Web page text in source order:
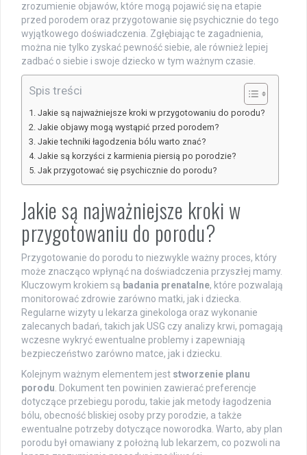
zrozumienie objawów, które mogą pojawić się na etapie
przed porodem oraz przygotowanie się psychicznie do tego
wyjątkowego doświadczenia. Zgłębiając te zagadnienia,
można nie tylko zyskać pewność siebie, ale również lepiej
zadbać o siebie i swoje dziecko w tym ważnym czasie.
Spis treści
Jakie są najważniejsze kroki w przygotowaniu do porodu?
Jakie objawy mogą wystąpić przed porodem?
Jakie techniki łagodzenia bólu warto znać?
Jakie są korzyści z karmienia piersią po porodzie?
Jak przygotować się psychicznie do porodu?
Jakie są najważniejsze kroki w
przygotowaniu do porodu?
Przygotowanie do porodu to niezwykle ważny proces, który
może znacząco wpłynąć na doświadczenia przyszłej mamy.
Kluczowym krokiem są badania prenatalne, które pozwalają
monitorować zdrowie zarówno matki, jak i dziecka.
Regularne wizyty u lekarza ginekologa oraz wykonanie
zalecanych badań, takich jak USG czy analizy krwi, pomagają
wczesne wykryć ewentualne problemy i zapewniają
bezpieczeństwo zarówno matce, jak i dziecku.
Kolejnym ważnym elementem jest stworzenie planu
porodu . Dokument ten powinien zawierać preferencje
dotyczące przebiegu porodu, takie jak metody łagodzenia
bólu, obecność bliskiej osoby przy porodzie, a także
ewentualne potrzeby dotyczące noworodka. Warto, aby plan
porodu był omawiany z położną lub lekarzem, co pozwoli na